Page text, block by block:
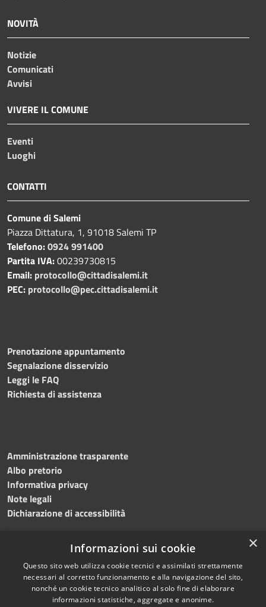
NOVITÀ
Notizie
Comunicati
Avvisi
VIVERE IL COMUNE
Eventi
Luoghi
CONTATTI
Comune di Salemi
Piazza Dittatura, 1, 91018 Salemi TP
Telefono:0924 991400
Partita IVA:00239730815
Email: protocollo@cittadisalemi.it
PEC: protocollo@pec.cittadisalemi.it
Prenotazione appuntamento
Segnalazione disservizio
Leggi le FAQ
Richiesta di assistenza
Amministrazione trasparente
Albo pretorio
Informativa privacy
Note legali
Dichiarazione di accessibilità
Copyright © 2026 • Comune di
×
Informazioni sui cookie
Questo sito web utilizza cookie tecnici e assimilati strettamente
necessari al corretto funzionamento e alla navigazione del sito,
nonché un cookie tecnico analitico al solo fine di elaborare
informazioni statistiche, aggregate e anonime.